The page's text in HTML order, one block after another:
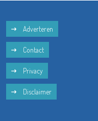
Adverteren
Contact
Privacy
Disclaimer